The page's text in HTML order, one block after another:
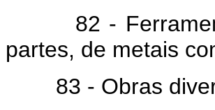
82 -
partes, de metais
83 - Obras